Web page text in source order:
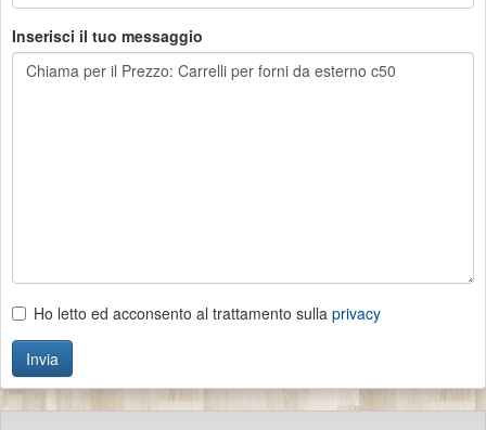
Inserisci il tuo messaggio
Ho letto ed acconsento al trattamento sulla privacy